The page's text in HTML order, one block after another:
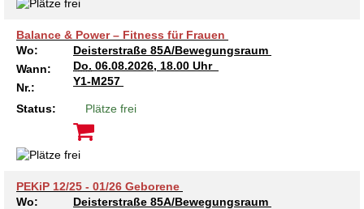
Kindertagesstätte Wiehbergstraße
Balance & Power – Fitness für Frauen
Wo:
Deisterstraße 85A/Bewegungsraum
Wann:
Do. 06.08.2026, 18.00 Uhr
Nr.:
Y1-M257
Status: Plätze frei
PEKiP 12/25 - 01/26 Geborene
Wo:
Deisterstraße 85A/Bewegungsraum